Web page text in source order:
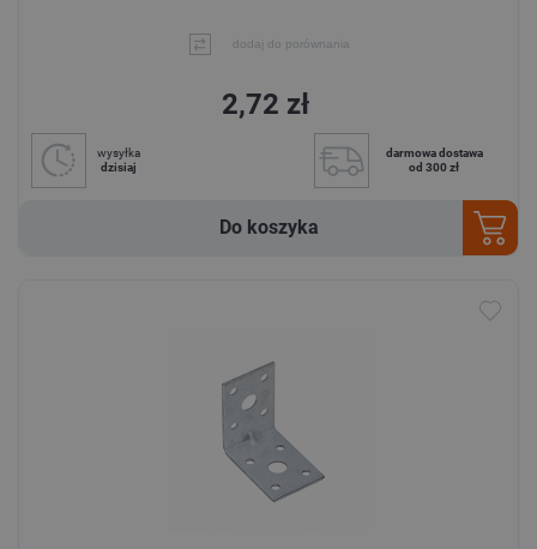
dodaj do porównania
2,72 zł
wysyłka
dzisiaj
darmowa dostawa
od 300 zł
Do koszyka